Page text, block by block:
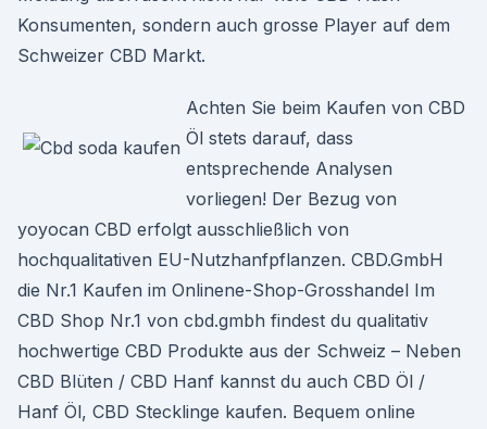
Konsumenten, sondern auch grosse Player auf dem
Schweizer CBD Markt.
Achten Sie beim Kaufen von CBD
Öl stets darauf, dass
entsprechende Analysen
vorliegen! Der Bezug von
yoyocan CBD erfolgt ausschließlich von
hochqualitativen EU-Nutzhanfpflanzen. CBD.GmbH
die Nr.1 Kaufen im Onlinene-Shop-Grosshandel Im
CBD Shop Nr.1 von cbd.gmbh findest du qualitativ
hochwertige CBD Produkte aus der Schweiz – Neben
CBD Blüten / CBD Hanf kannst du auch CBD Öl /
Hanf Öl, CBD Stecklinge kaufen. Bequem online